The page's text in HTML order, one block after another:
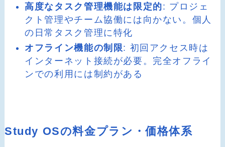
高度なタスク管理機能は限定的: プロジェ
クト管理やチーム協働には向かない。個人
の日常タスク管理に特化
オフライン機能の制限: 初回アクセス時は
インターネット接続が必要。完全オフライ
ンでの利用には制約がある
Study OSの料金プラン・価格体系